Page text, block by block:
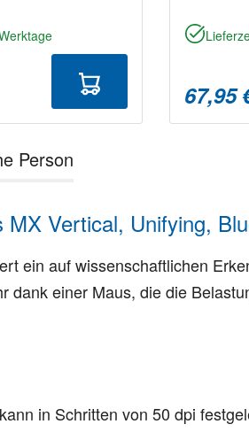
67,95
Person
Vertical, Unifying,
ein auf wissenschaftlichen
dank einer Maus, die die
in Schritten von 50 dpi